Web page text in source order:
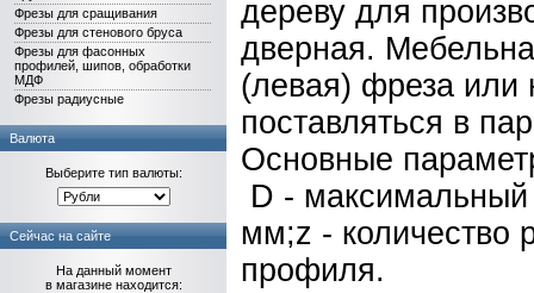
Фрезы для сращивания
Фрезы для стенового бруса
Фрезы для фасонных
профилей, шипов, обработки
МДФ
Фрезы радиусные
Валюта
Выберите тип валюты:
Сейчас на сайте
На данный момент
в магазине находится:
дереву для
дверная.
(левая) фреза или
поставляться в
Основные
D -
мм;z - количество
профиля.